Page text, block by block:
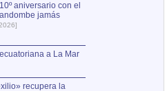
aniversario con el
jamás
a La Mar
recupera la